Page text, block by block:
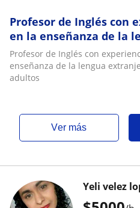
Profesor de Inglés con
en la enseñanza de la
niños, adolescentes y
Profesor de Inglés con
enseñanza de la lengua
adultos
ver más
Yeli velez